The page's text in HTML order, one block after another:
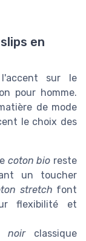
en
sur le
pour homme.
de mode
le choix des
coton bio reste
un toucher
stretch font
flexibilité et
noirclassique